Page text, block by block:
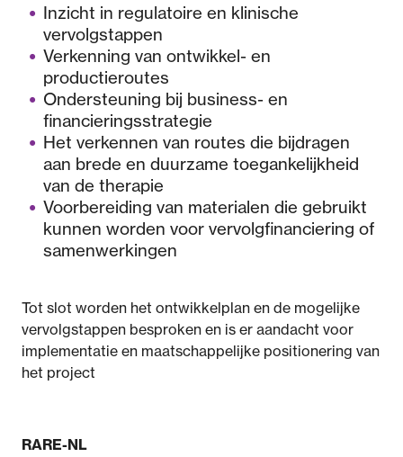
Inzicht in regulatoire en klinische
vervolgstappen
Verkenning van ontwikkel- en
productieroutes
Ondersteuning bij business- en
financieringsstrategie
Het verkennen van routes die bijdragen
aan brede en duurzame toegankelijkheid
van de therapie
Voorbereiding van materialen die gebruikt
kunnen worden voor vervolgfinanciering of
samenwerkingen
Tot slot worden het ontwikkelplan en de mogelijke
vervolgstappen besproken en is er aandacht voor
implementatie en maatschappelijke positionering van
het project
RARE-NL